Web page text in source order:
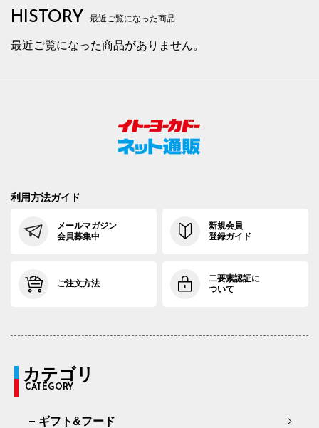
HISTORY 最近ご覧になった商品
最近ご覧になった商品がありません。
利用方法ガイド
メールマガジン
会員募集中
新規会員
登録ガイド
ご注文方法
二要素認証に
ついて
カテゴリ
CATEGORY
ギフト&フード